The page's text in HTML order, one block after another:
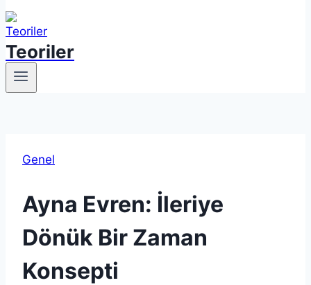
Teoriler
Genel
Ayna Evren: İleriye
Dönük Bir Zaman
Konsepti